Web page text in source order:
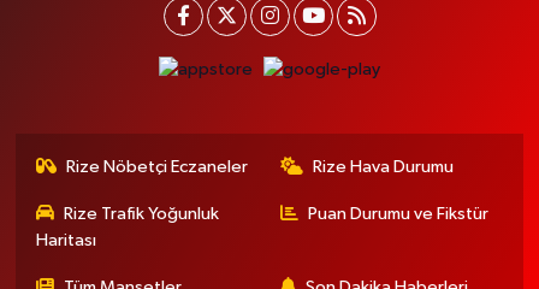
Rize Nöbetçi Eczaneler Rize Hava Durumu
Rize Trafik Yoğunluk
Haritası
Puan Durumu ve Fikstür